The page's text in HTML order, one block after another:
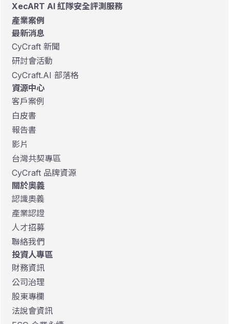
XecART AI 紅隊安全評測服務
產業案例
最新消息
CyCraft 新聞
研討會活動
CyCraft.AI 部落格
資源中心
客戶案例
白皮書
報告書
影片
台灣共契專區
CyCraft 品牌資源
關於奧義
認識奧義
產業認證
人才招募
聯絡我們
投資人專區
財務資訊
公司治理
股東專欄
法說會資訊